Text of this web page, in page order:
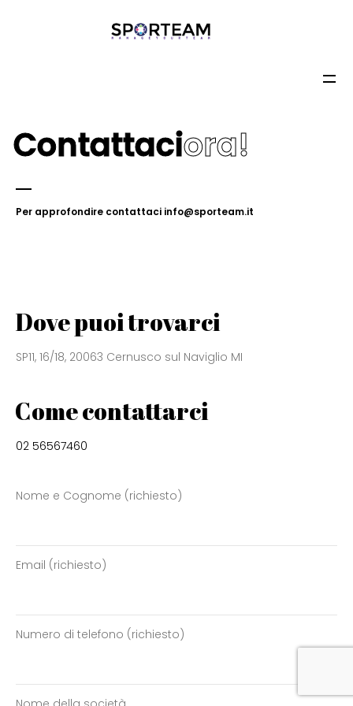
Contattaciora!
Per approfondire contattaci info@sporteam.it
Dove puoi trovarci
SP11, 16/18, 20063 Cernusco sul Naviglio MI
Come contattarci
02 56567460
Nome e Cognome (richiesto)
Email (richiesto)
Numero di telefono (richiesto)